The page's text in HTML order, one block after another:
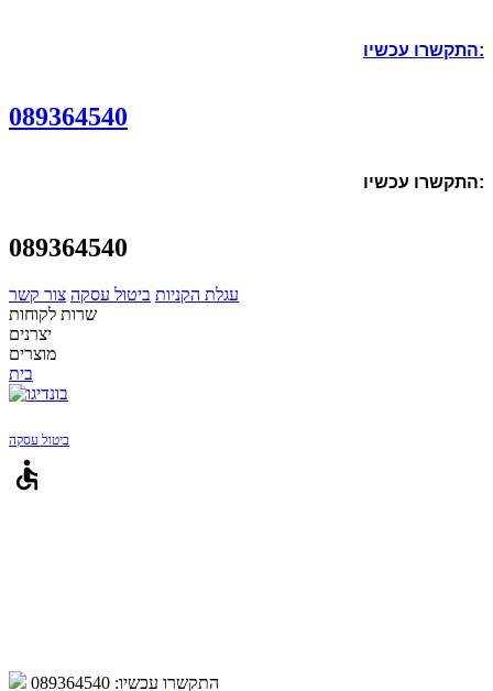
התקשרו עכשיו:
089364540
התקשרו עכשיו:
089364540
עגלת הקניות ביטול עסקה צור קשר
שרות לקוחות
יצרנים
מוצרים
בית
ביטול עסקה
accessible
התקשרו עכשיו: 089364540